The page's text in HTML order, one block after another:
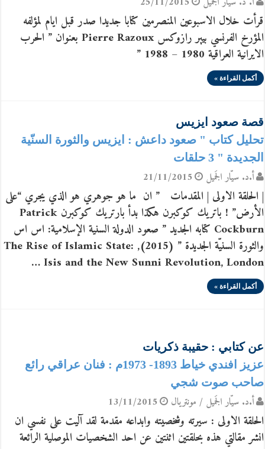
قرأت خلال الاسبوعين المنصرمين كتابا جديدا صدر قبل ايام لمؤلفه
المؤرخ الفرنسي بيير رازوكس Pierre Razoux بعنوان ” الحرب
الايرانية العراقية 1980 – 1988 ”
أكمل القراءة »
قصة صعود ايزيس
تحليل كتاب " صعود داعش : ايزيس والثورة السنّية
الجديدة " 3 حلقات
أ.د. سيّار الجَميل 21/11/2015
| الحلقة الاولى | المقدمات ” ان ما هو جوهري هو الذي يجري “على
الأرض” ! باتريك كوكبرن هكذا بدأ بارتريك كوكبرن Patrick
Cockburn كتابه الجديد ” صعود الدولة السنية الإسلامية: اس اس
والثورة السنيّة الجديدة ” (2015), The Rise of Islamic State:
Isis and the New Sunni Revolution, London …
أكمل القراءة »
عن كتابي : حقيبة ذكريات
عزيز افندي خياط 1893- 1973م : فنان عراقي رائع
صاحب صوت شجي
أ.د. سيّار الجَميل / مونتريال 13/11/2015
الحلقة الاولى : سيرته وشخصيته وابداعه مقدمة لقد آليت على نفسي ان
انشر مقالتي هذه بحلقتين اثنتين عن احد الشخصيات الموصلية الرائعة